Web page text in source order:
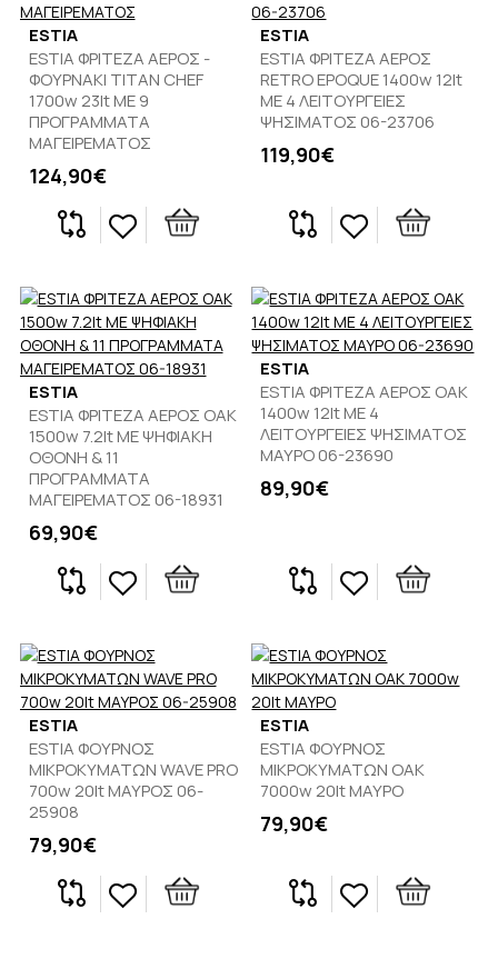
ESTIA
ESTIA ΦΡΙΤΕΖΑ ΑΕΡΟΣ -
ΦΟΥΡΝΑΚΙ TITAN CHEF
1700w 23lt ΜΕ 9
ΠΡΟΓΡΑΜΜΑΤΑ
ΜΑΓΕΙΡΕΜΑΤΟΣ
124,90€
ESTIA
ESTIA ΦΡΙΤΕΖΑ ΑΕΡΟΣ
RETRO EPOQUE 1400w 12lt
ΜΕ 4 ΛΕΙΤΟΥΡΓΕΙΕΣ
ΨΗΣΙΜΑΤΟΣ 06-23706
119,90€
ESTIA
ESTIA ΦΡΙΤΕΖΑ ΑΕΡΟΣ OAK
1500w 7.2lt ME ΨΗΦΙΑΚΗ
ΟΘΟΝΗ & 11
ΠΡΟΓΡΑΜΜΑΤΑ
ΜΑΓΕΙΡΕΜΑΤΟΣ 06-18931
69,90€
ESTIA
ESTIA ΦΡΙΤΕΖΑ ΑΕΡΟΣ OAK
1400w 12lt ΜΕ 4
ΛΕΙΤΟΥΡΓΕΙΕΣ ΨΗΣΙΜΑΤΟΣ
ΜΑΥΡΟ 06-23690
89,90€
ESTIA
ESTIA ΦΟΥΡΝΟΣ
ΜΙΚΡΟΚΥΜΑΤΩΝ WAVE PRO
700w 20lt ΜΑΥΡΟΣ 06-
25908
79,90€
ESTIA
ESTIA ΦΟΥΡΝΟΣ
ΜΙΚΡΟΚΥΜΑΤΩΝ OAK
7000w 20lt ΜΑΥΡΟ
79,90€